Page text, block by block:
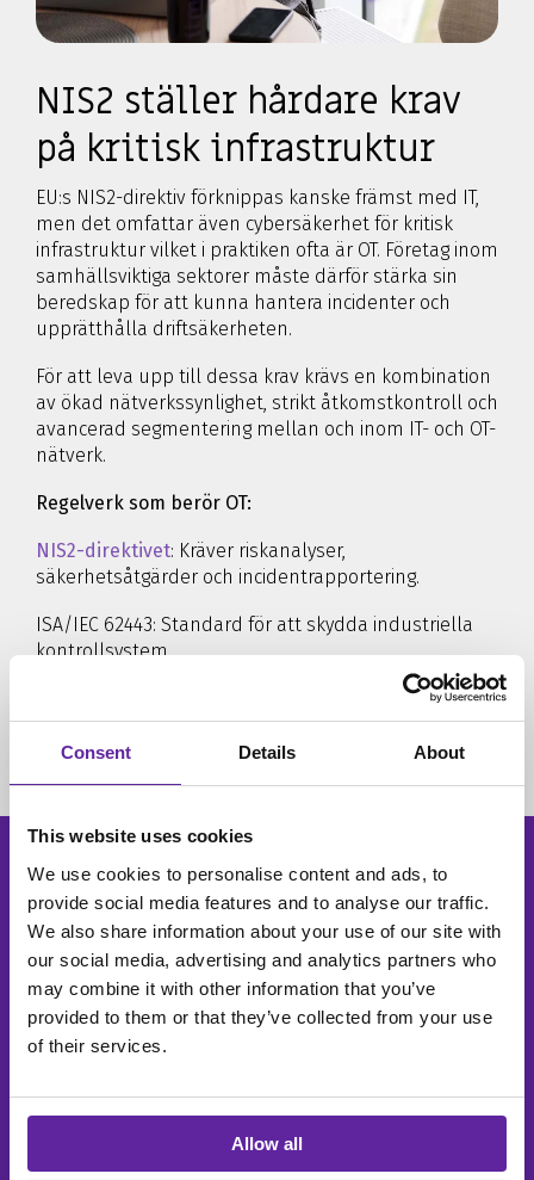
Consent Details About
This website uses cookies
We use cookies to personalise content and ads, to
provide social media features and to analyse our traffic.
We also share information about your use of our site with
our social media, advertising and analytics partners who
may combine it with other information that you’ve
provided to them or that they’ve collected from your use
of their services.
Allow all
NIS2 ställer hårdare krav
på kritisk infrastruktur
EU:s NIS2-direktiv förknippas kanske främst med IT,
men det omfattar även cybersäkerhet för kritisk
infrastruktur vilket i praktiken ofta är OT. Företag inom
samhällsviktiga sektorer måste därför stärka sin
beredskap för att kunna hantera incidenter och
upprätthålla driftsäkerheten.
För att leva upp till dessa krav krävs en kombination
av ökad nätverkssynlighet, strikt åtkomstkontroll och
avancerad segmentering mellan och inom IT- och OT-
nätverk.
Regelverk som berör OT:
NIS2-direktivet: Kräver riskanalyser,
säkerhetsåtgärder och incidentrapportering.
ISA/IEC 62443: Standard för att skydda industriella
kontrollsystem.
Så här skapar du en säker
OT-miljö
#1
Isolera dina OT-system från IT-nätverk och skapa
olika säkerhetszoner för att begränsa spridningen av
attacker och skydda känsliga system.